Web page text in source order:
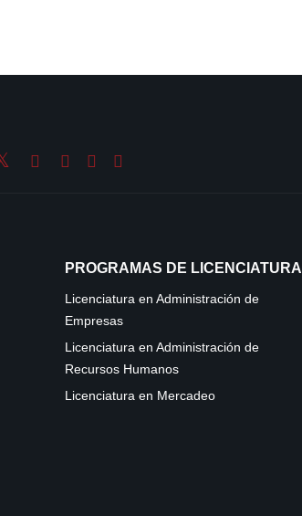
PROGRAMAS DE LICENCIATURA
Licenciatura en Administración de
Empresas
Licenciatura en Administración de
Recursos Humanos
Licenciatura en Mercadeo